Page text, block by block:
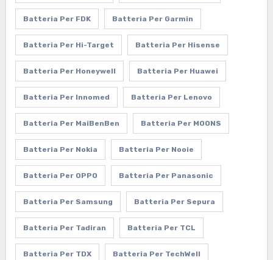
Batteria Per FDK Batteria Per Garmin
Batteria Per Hi-Target Batteria Per Hisense
Batteria Per Honeywell Batteria Per Huawei
Batteria Per Innomed Batteria Per Lenovo
Batteria Per MaiBenBen Batteria Per MOONS
Batteria Per Nokia Batteria Per Nooie
Batteria Per OPPO Batteria Per Panasonic
Batteria Per Samsung Batteria Per Sepura
Batteria Per Tadiran Batteria Per TCL
Batteria Per TDX Batteria Per TechWell